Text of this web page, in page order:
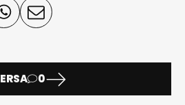
0